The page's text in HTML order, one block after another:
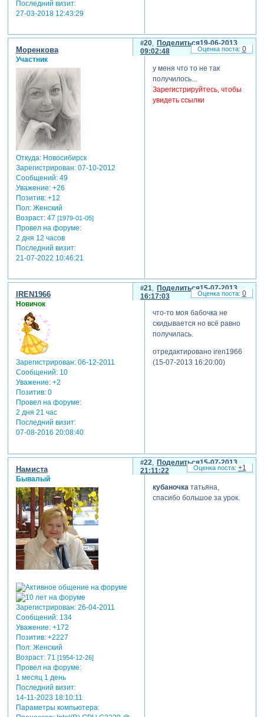
Последний визит:
27-03-2018 12:43:29
Поделиться
20
19-06-2013
09:02:48
Моренкова
Участник
Откуда:Новосибирск
Зарегистрирован: 07-10-2012
Сообщений:49
Уважение: +26
Позитив: +12
Пол:Женский
Возраст:47 [1979-01-05]
Провел на форуме:
2 дня 12 часов
Последний визит:
21-07-2022 10:46:21
у меня что то не так
получилось...
Зарегистрируйтесь, чтобы
увидеть ссылки
0
Поделиться
21
15-07-2013
16:17:03
IREN1966
Новичок
Зарегистрирован: 06-12-2011
Сообщений:10
Уважение: +2
Позитив: 0
Провел на форуме:
2 дня 21 час
Последний визит:
07-08-2016 20:08:40
что-то моя бабочка не
скидывается но всё равно
получилась.
отредактировано iren1966
(15-07-2013 16:20:00)
0
Поделиться
22
15-07-2013
21:11:22
Намиста
Бывалый
Зарегистрирован: 26-04-2011
Сообщений:134
Уважение: +172
Позитив: +2227
Пол:Женский
Возраст:71 [1954-12-26]
Провел на форуме:
1 месяц 1 день
Последний визит:
14-11-2023 18:10:11
Параметры компьютера:
кубаночкататьяна,
спасибо большое за урок.
+1